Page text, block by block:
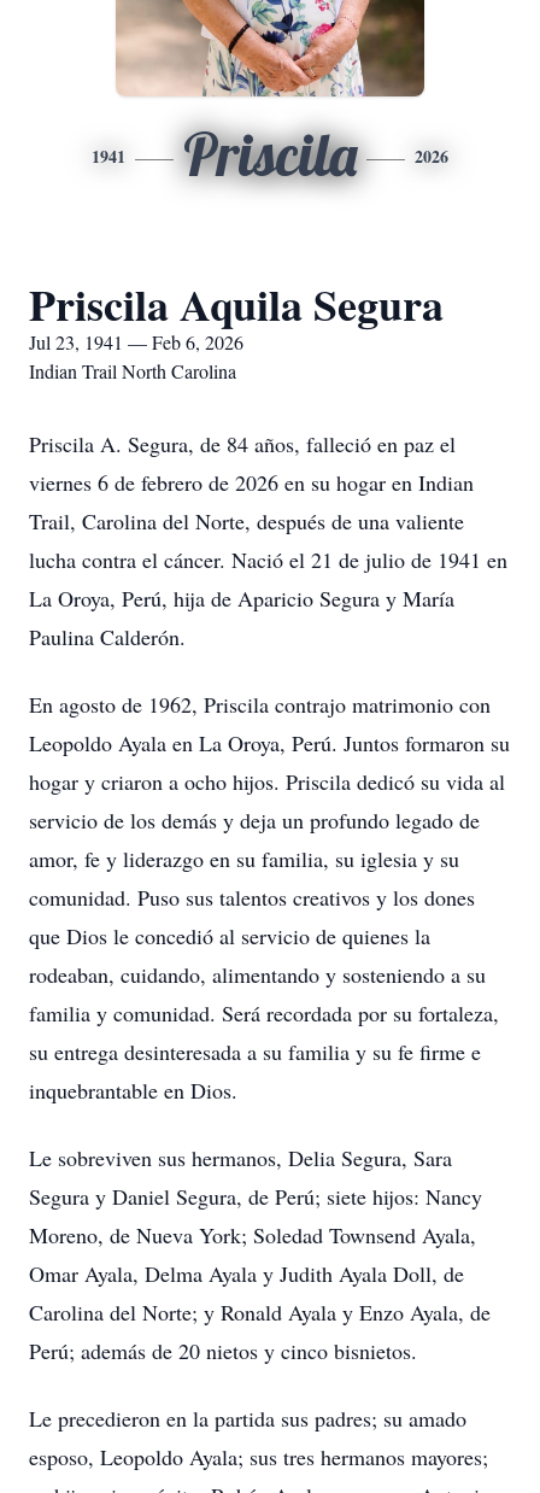
1941 Priscila 2026
Priscila Aquila Segura
Jul 23, 1941 — Feb 6, 2026
Indian Trail North Carolina
Priscila A. Segura, de 84 años, falleció en paz el
viernes 6 de febrero de 2026 en su hogar en Indian
Trail, Carolina del Norte, después de una valiente
lucha contra el cáncer. Nació el 21 de julio de 1941 en
La Oroya, Perú, hija de Aparicio Segura y María
Paulina Calderón.
En agosto de 1962, Priscila contrajo matrimonio con
Leopoldo Ayala en La Oroya, Perú. Juntos formaron su
hogar y criaron a ocho hijos. Priscila dedicó su vida al
servicio de los demás y deja un profundo legado de
amor, fe y liderazgo en su familia, su iglesia y su
comunidad. Puso sus talentos creativos y los dones
que Dios le concedió al servicio de quienes la
rodeaban, cuidando, alimentando y sosteniendo a su
familia y comunidad. Será recordada por su fortaleza,
su entrega desinteresada a su familia y su fe firme e
inquebrantable en Dios.
Le sobreviven sus hermanos, Delia Segura, Sara
Segura y Daniel Segura, de Perú; siete hijos: Nancy
Moreno, de Nueva York; Soledad Townsend Ayala,
Omar Ayala, Delma Ayala y Judith Ayala Doll, de
Carolina del Norte; y Ronald Ayala y Enzo Ayala, de
Perú; además de 20 nietos y cinco bisnietos.
Le precedieron en la partida sus padres; su amado
esposo, Leopoldo Ayala; sus tres hermanos mayores;